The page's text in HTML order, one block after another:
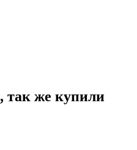
, так же купили